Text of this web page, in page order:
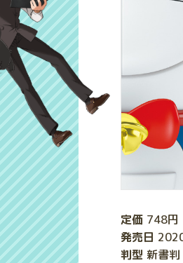
定価 748円
発売日
判型 新書判